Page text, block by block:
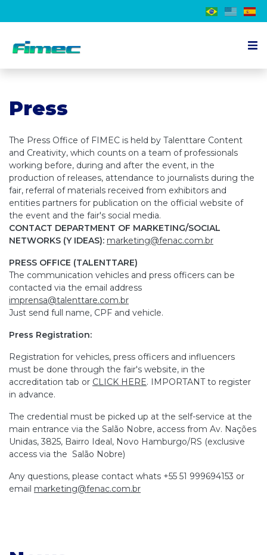
Exhibitor
Schedule
Press
Contact us
EN
Press
The Press Office of FIMEC is held by Talenttare Content
and Creativity, which counts on a team of professionals
working before, during and after the event, in the
production of releases, attendance to journalists during the
fair, referral of materials received from exhibitors and
entities partners for publication on the official website of
the event and the fair's social media.
CONTACT DEPARTMENT OF MARKETING/SOCIAL
NETWORKS (Y IDEAS): marketing@fenac.com.br
PRESS OFFICE (TALENTTARE)
The communication vehicles and press officers can be
contacted via the email address
imprensa@talenttare.com.br
Just send full name, CPF and vehicle.
Press Registration:
Registration for vehicles, press officers and influencers
must be done through the fair's website, in the
accreditation tab or CLICK HERE. IMPORTANT to register
in advance.
The credential must be picked up at the self-service at the
main entrance via the Salão Nobre, access from Av. Nações
Unidas, 3825, Bairro Ideal, Novo Hamburgo/RS (exclusive
access via the Salão Nobre)
Any questions, please contact whats +55 51 999694153 or
email marketing@fenac.com.br